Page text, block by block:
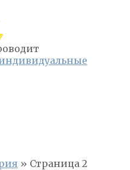
» Страница 2